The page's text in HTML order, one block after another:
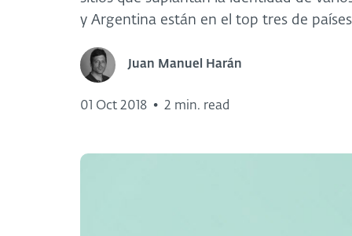
y Argentina están en el top tres de
Juan Manuel Harán
01 Oct 2018 • 2 min. read